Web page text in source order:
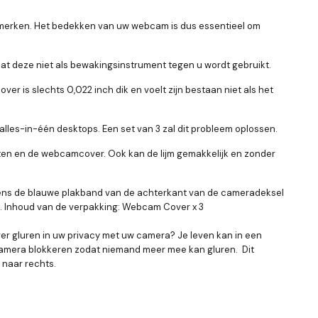
Het bedekken van uw webcam is dus essentieel om
deze niet als bewakingsinstrument tegen u wordt gebruikt.
is slechts 0,022 inch dik en voelt zijn bestaan ​​niet als het
in-één desktops. Een set van 3 zal dit probleem oplossen.
en de webcamcover. Ook kan de lijm gemakkelijk en zonder
de blauwe plakband van de achterkant van de cameradeksel
van de verpakking: Webcam Cover x 3
gluren in uw privacy met uw camera? Je leven kan in een
blokkeren zodat niemand meer mee kan gluren. Dit
naar rechts.